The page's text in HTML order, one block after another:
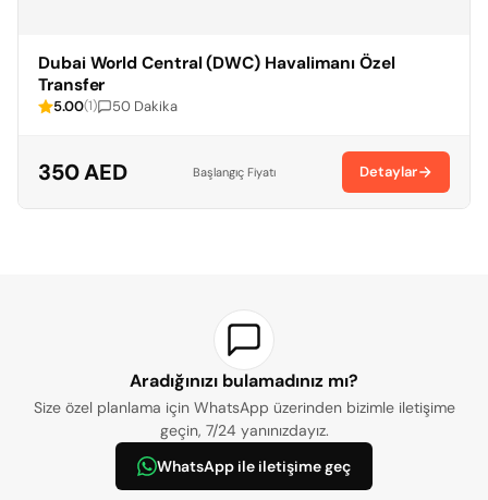
Dubai World Central (DWC) Havalimanı Özel
Transfer
5.00(1) 50 Dakika
350 AED Başlangıç Fiyatı Detaylar
Aradığınızı bulamadınız mı?
Size özel planlama için WhatsApp üzerinden bizimle iletişime
geçin, 7/24 yanınızdayız.
WhatsApp ile iletişime geç